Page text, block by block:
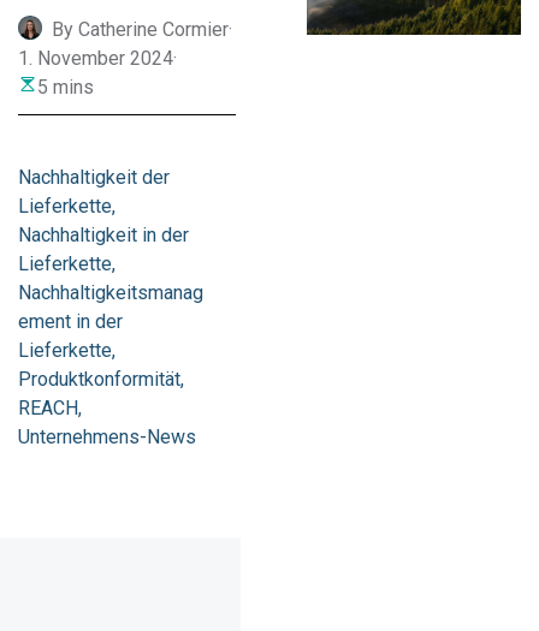
By Catherine Cormier·
1. November 2024·
5 mins
Nachhaltigkeit der
Lieferkette
Nachhaltigkeit in der
Lieferkette
Nachhaltigkeitsmanag
ement in der
Lieferkette
Produktkonformität
REACH
Unternehmens-News